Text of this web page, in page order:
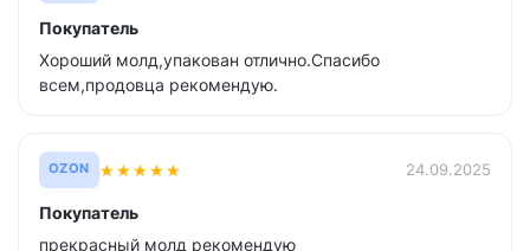
Покупатель
Хороший молд,упакован отлично.Спасибо
всем,продовца рекомендую.
OZON ★★★★★ 24.09.2025
Покупатель
прекрасный молд рекомендую